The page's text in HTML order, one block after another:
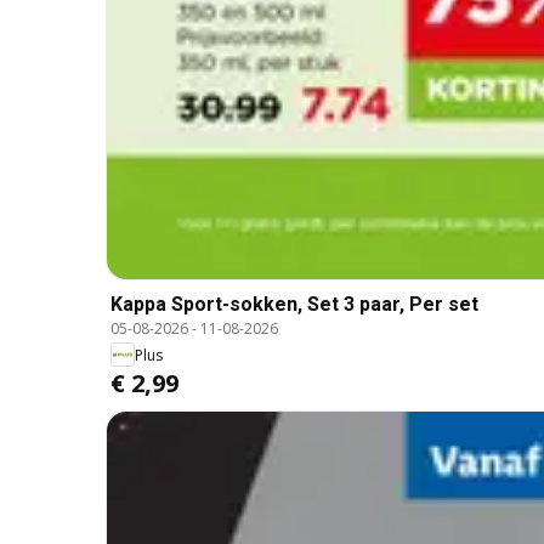
Kappa Sport-sokken, Set 3 paar, Per set
05-08-2026- 11-08-2026
Plus
€ 2,99